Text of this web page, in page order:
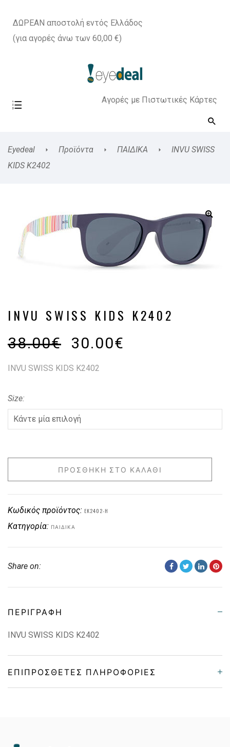
ΔΩΡΕΑΝ αποστολή εντός Ελλάδος
(για αγορές άνω των 60,00 €)
Αγορές με Πιστωτικές Κάρτες
Eyedeal Προϊόντα ΠΑΙΔΙΚΑ
INVU SWISS
KIDS K2402
INVU SWISS KIDS K2402
38.00€ 30.00€
INVU SWISS KIDS K2402
Size
ΠΡΟΣΘΉΚΗ ΣΤΟ ΚΑΛΆΘΙ
Κωδικός προϊόντος: EK2402-H
Κατηγορία: ΠΑΙΔΙΚΑ
Share on:
ΠΕΡΙΓΡΑΦΉ
INVU SWISS KIDS K2402
ΕΠΙΠΡΌΣΘΕΤΕΣ ΠΛΗΡΟΦΟΡΊΕΣ